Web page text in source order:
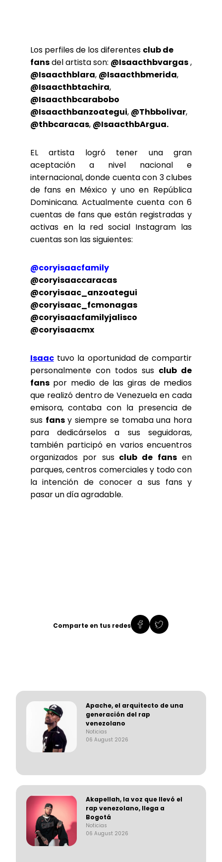
Apache, el arquitecto de una
generación del rap
venezolano
Noticias
06 August 2026
Akapellah, la voz que llevó el
rap venezolano, llega a
Bogotá
Noticias
06 August 2026
Comparte en tus redes
Los perfiles de los diferentes club de
fansdel artista son: @Isaacthbvargas,
@Isaacthblara, @Isaacthbmerida,
@Isaacthbtachira,
@Isaacthbcarabobo
@Isaacthbanzoategui, @Thbbolivar,
@thbcaracas, @IsaacthbArgua.
EL artista logró tener una gran
aceptación a nivel nacional e
internacional, donde cuenta con 3 clubes
de fans en México y uno en República
Dominicana. Actualmente cuenta con 6
cuentas de fans que están registradas y
activas en la red social Instagram las
cuentas son las siguientes:
@coryisaacfamily
@coryisaaccaracas
@coryisaac_anzoategui
@coryisaac_fcmonagas
@coryisaacfamilyjalisco
@coryisaacmx
Isaactuvo la oportunidad de compartir
personalmente con todos sus club de
fanspor medio de las giras de medios
que realizó dentro de Venezuela en cada
emisora, contaba con la presencia de
sus fansy siempre se tomaba una hora
para dedicárselos a sus seguidoras,
también participó en varios encuentros
organizados por susclub de fansen
parques, centros comerciales y todo con
la intención de conocer a sus fans y
pasar un día agradable.